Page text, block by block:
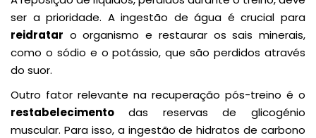
ser a prioridade. A ingestão de água é crucial para
reidratar o organismo e restaurar os sais minerais,
como o sódio e o potássio, que são perdidos através
do suor.
Outro fator relevante na recuperação pós-treino é o
restabelecimento das reservas de glicogénio
muscular. Para isso, a ingestão de hidratos de carbono